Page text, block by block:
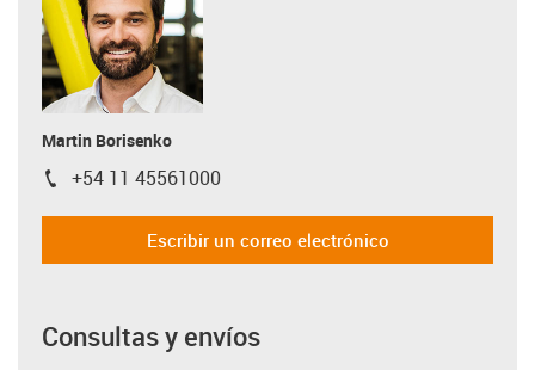
Martin Borisenko
igus-icon-phone
+54 11 45561000
Escribir un correo electrónico
Consultas y envíos